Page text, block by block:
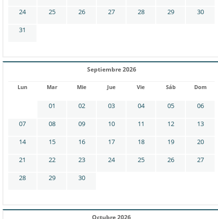
24 25 26 27 28 29 30
31
Septiembre 2026
Lun Mar Mie Jue Vie Sáb Dom
01 02 03 04 05 06
07 08 09 10 11 12 13
14 15 16 17 18 19 20
21 22 23 24 25 26 27
28 29 30